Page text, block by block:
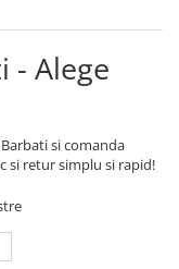
- Alege
si comanda
si retur simplu si rapid!